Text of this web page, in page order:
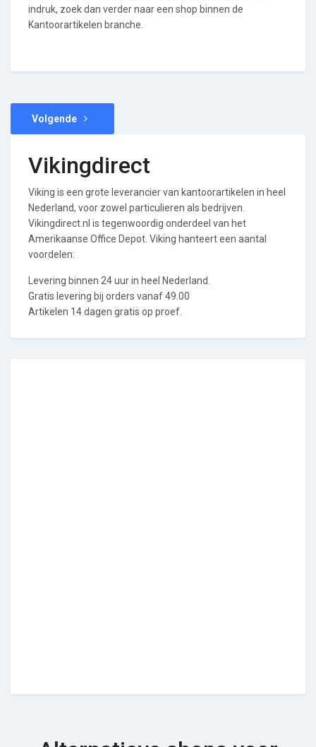
indruk, zoek dan verder naar een shop binnen de
Kantoorartikelen branche.
Volgende
Vikingdirect
Viking is een grote leverancier van kantoorartikelen in heel
Nederland, voor zowel particulieren als bedrijven.
Vikingdirect.nl is tegenwoordig onderdeel van het
Amerikaanse Office Depot. Viking hanteert een aantal
voordelen:
Levering binnen 24 uur in heel Nederland.
Gratis levering bij orders vanaf 49.00
Artikelen 14 dagen gratis op proef.